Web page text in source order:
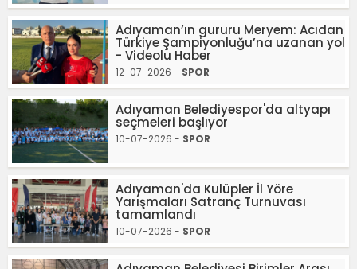
Adıyaman’ın gururu Meryem: Acıdan
Türkiye Şampiyonluğu’na uzanan yol
- Videolu Haber
12-07-2026 - SPOR
Adıyaman Belediyespor'da altyapı
seçmeleri başlıyor
10-07-2026 - SPOR
Adıyaman'da Kulüpler İl Yöre
Yarışmaları Satranç Turnuvası
tamamlandı
10-07-2026 - SPOR